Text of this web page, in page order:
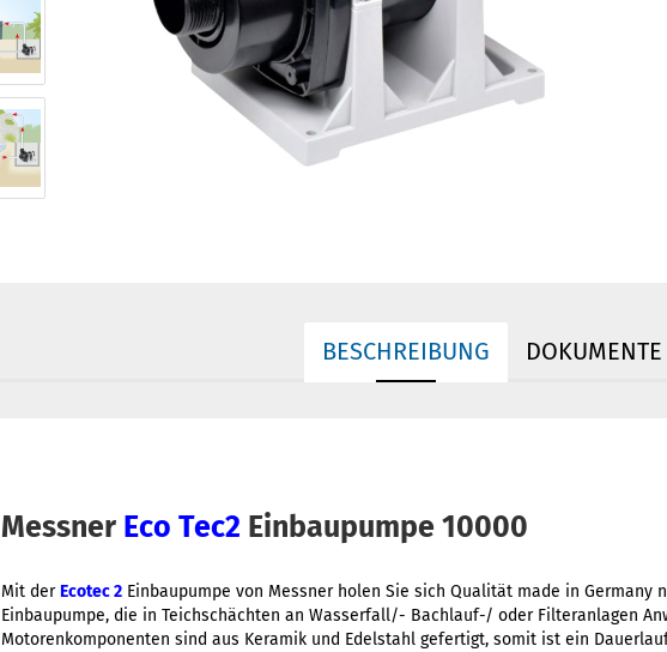
BESCHREIBUNG DOKUMENTE
Messner Eco Tec2 Einbaupumpe 10000
Mit derEcotec 2 Einbaupumpe von Messner holen Sie sich Qualität made in Germany
Einbaupumpe, die in Teichschächten an Wasserfall/- Bachlauf-/ oder Filteranlagen
Motorenkomponenten sind aus Keramik und Edelstahl gefertigt, somit ist ein